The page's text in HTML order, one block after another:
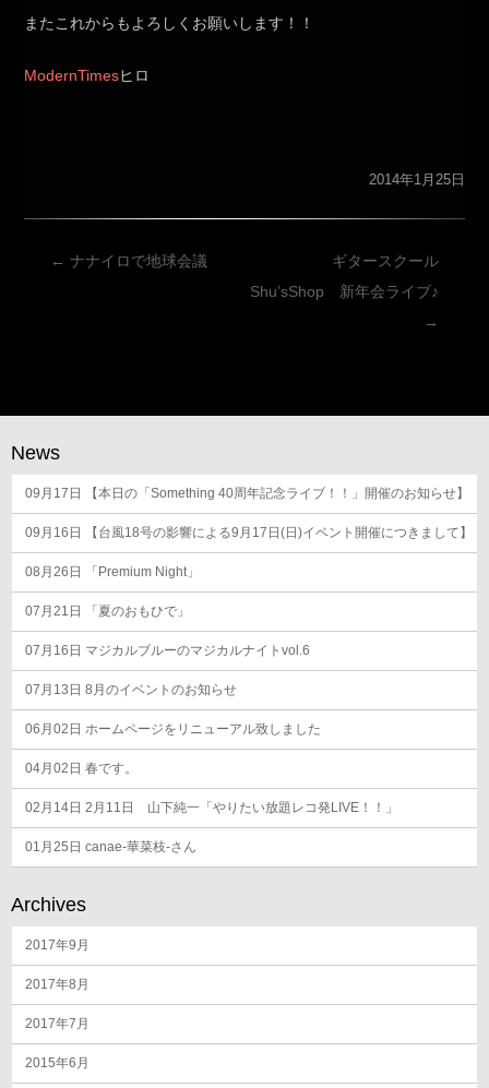
またこれからもよろしくお願いします！！
ModernTimesヒロ
2014年1月25日
投
ー
シ
ョ
ン
← ナナイロで地球会議
ギタースクール
Shu’sShop 新年会ライブ♪
→
News
09月17日 【本日の「Something 40周年記念ライブ！！」開催のお知らせ】
09月16日 【台風18号の影響による9月17日(日)イベント開催につきまして】
08月26日 「Premium Night」
07月21日 「夏のおもひで」
07月16日 マジカルブルーのマジカルナイトvol.6
07月13日 8月のイベントのお知らせ
06月02日 ホームページをリニューアル致しました
04月02日 春です。
02月14日 2月11日 山下純一「やりたい放題レコ発LIVE！！」
01月25日 canae-華菜枝-さん
Archives
2017年9月
2017年8月
2017年7月
2015年6月